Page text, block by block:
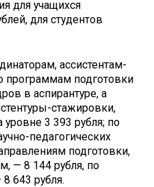
для учащихся
для студентов
ассистентам-
подготовки
в аспирантуре, а
стажировки,
уровне 3 393 рубля; по
педагогических
подготовки,
— 8 144 рубля, по
643 рубля.